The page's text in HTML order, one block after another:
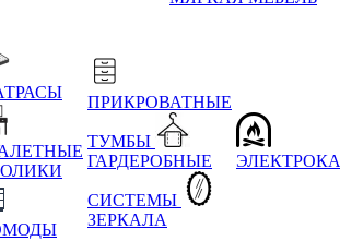
ПРИКРОВАТНЫЕ
ТУМБЫ
ГАРДЕРОБНЫЕ
СИСТЕМЫ
ЗЕРКАЛА